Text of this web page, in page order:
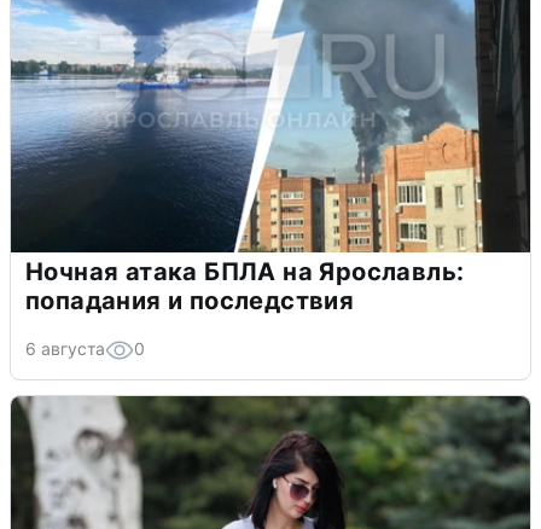
Ночная атака БПЛА на Ярославль:
попадания и последствия
6 августа 0